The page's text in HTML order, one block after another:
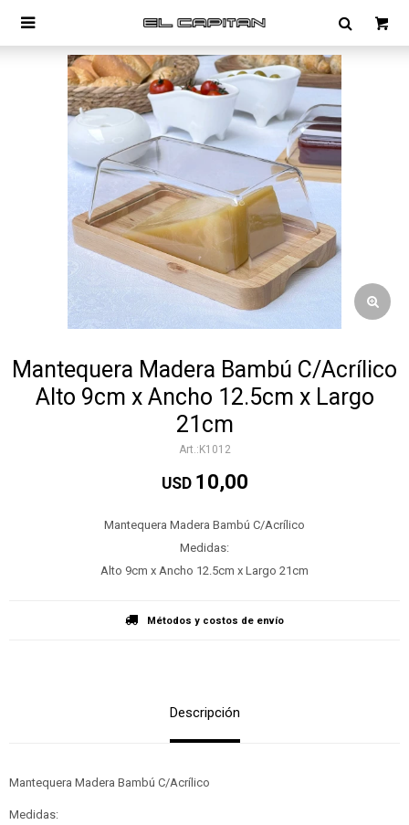

Mantequera Madera Bambú C/Acrílico
Alto 9cm x Ancho 12.5cm x Largo
21cm
K1012
USD 10,00
Mantequera Madera Bambú C/Acrílico
Medidas:
Alto 9cm x Ancho 12.5cm x Largo 21cm
Métodos y costos de envío
Descripción
Mantequera Madera Bambú C/Acrílico
Medidas: